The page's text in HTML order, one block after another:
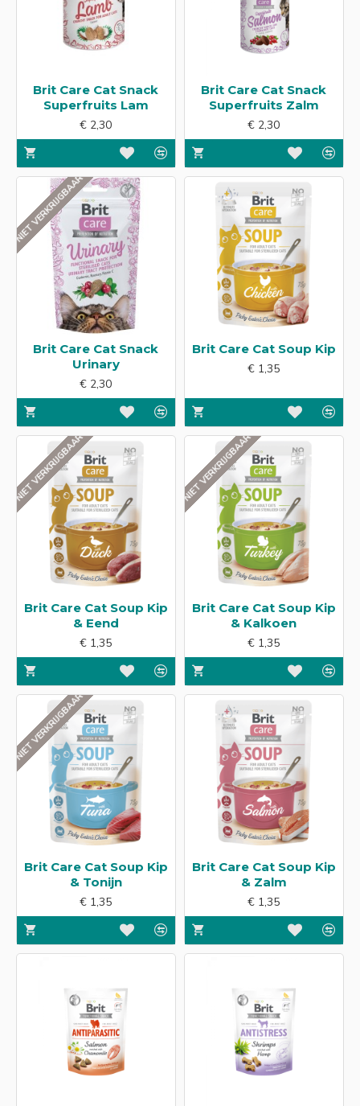
Brit Care Cat Snack
Superfruits Lam
€ 2,30
Brit Care Cat Snack
Superfruits Zalm
€ 2,30
NIET VERKRIJGBAAR
Brit Care Cat Snack
Urinary
€ 2,30
Brit Care Cat Soup Kip
€ 1,35
NIET VERKRIJGBAAR
Brit Care Cat Soup Kip
& Eend
€ 1,35
NIET VERKRIJGBAAR
Brit Care Cat Soup Kip
& Kalkoen
€ 1,35
NIET VERKRIJGBAAR
Brit Care Cat Soup Kip
& Tonijn
€ 1,35
Brit Care Cat Soup Kip
& Zalm
€ 1,35